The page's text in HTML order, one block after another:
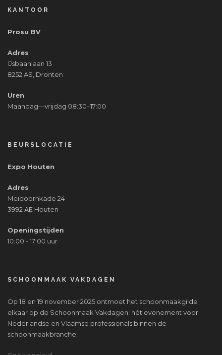
KANTOOR
Prosu BV
Adres
IJsbaanlaan 13
8252 AS, Dronten
Uren
Maandag—vrijdag 08:30–17:00
BEURSLOCATIE
Expo Houten
Adres
Meidoornkade 24
3992 AE Houten
Openingstijden
10:00 - 17:00 uur
SCHOONMAAK VAKDAGEN
Op 18 en 19 november 2025 ontmoet het schoonmaakgilde
elkaar op de Schoonmaak Vakdagen: hét evenement voor
Nederlandse en Vlaamse professionals binnen de
schoonmaakbranche.